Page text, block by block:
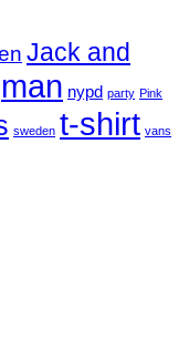
Jack and
man nypd party Pink
sweden t-shirt vans